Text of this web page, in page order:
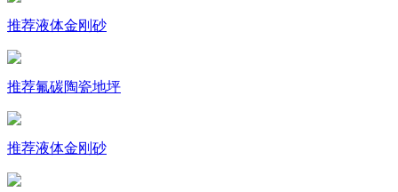
推荐液体金刚砂
推荐氟碳陶瓷地坪
推荐液体金刚砂